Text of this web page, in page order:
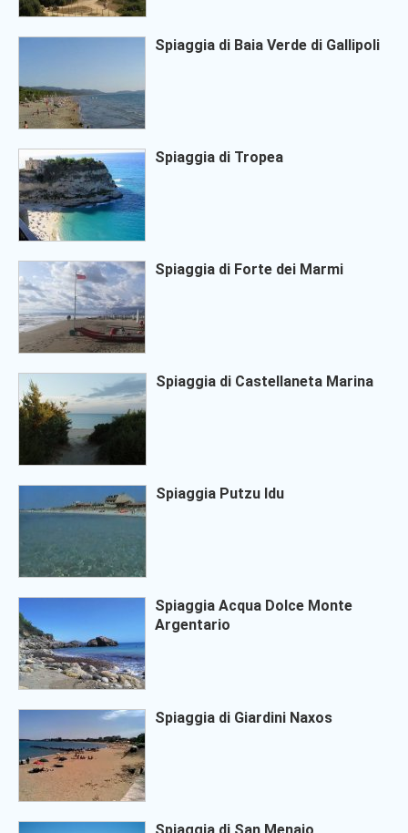
Spiaggia di Baia Verde di Gallipoli
Spiaggia di Tropea
Spiaggia di Forte dei Marmi
Spiaggia di Castellaneta Marina
Spiaggia Putzu Idu
Spiaggia Acqua Dolce Monte
Argentario
Spiaggia di Giardini Naxos